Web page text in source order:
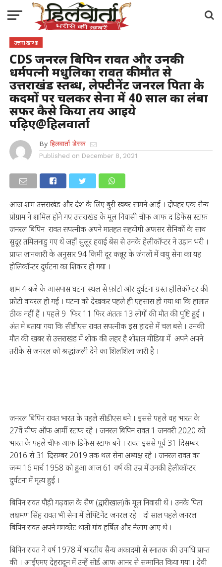
उत्तराखण्ड
CDS जनरल बिपिन रावत और उनकी
धर्मपत्नी मधुलिका रावत की मौत से
उत्तराखंड स्तब्ध, लेफ्टीनेंट जनरल पिता के
कदमों पर चलकर सेना में 40 साल का लंबा
सफर कैसे किया तय आइये
पढ़िए@हिलवार्ता
By हिलवार्ता डेस्क
Published on December 8, 2021
आज शाम उत्तराखंड और देश के लिए बुरी खबर सामने आई । दोपहर एक सैन्य
प्रोग्राम ने शामिल होने गए उत्तराखंड के मूल निवासी चीफ आफ द डिफेंस स्टाफ़
जनरल बिपिन रावत सपत्नीक अपने मातहत सहयोगी अफसर सैनिकों के साथ
सुदूर तमिलनाडु गए थे जहाँ सुलूर हवाई बेस से उनके हेलीकॉप्टर ने उड़ान भरी ।
प्राप्त जानकारी के अनुसार 94 किमी दूर कन्नूर के जंगलों में वायु सेना का यह
होलिकॉप्टर दुर्घटना का शिकार हो गया ।
शाम 4 बजे के आसपास घटना स्थल से फ़ोटो और दुर्घटना ग्रस्त होलिकॉप्टर की
फ़ोटो वायरल हो गई । घटना को देखकर पहले ही एहसास हो गया था कि हालात
ठीक नहीं हैं । पहले 9 फिर 11 फिर अंततः 13 लोगों की मौत की पुष्टि हुई ।
अंत मे बताया गया कि सीडीएस रावत सपत्नीक इस हादसे में चल बसे । उनकी
मौत की खबर से उत्तराखंड में शोक की लहर है शोशल मीडिया में अपने अपने
तरीके से जनरल को श्रद्धांजली देने का शिलशिला जारी है ।
जनरल बिपिन रावत भारत के पहले सीडीएस बने । इससे पहले वह भारत के
27वें चीफ ऑफ आर्मी स्टाफ रहे । जनरल बिपिन रावत 1 जनवरी 2020 को
भारत के पहले चीफ आफ डिफेंस स्टाफ बने । रावत इससे पूर्व 31 दिसम्बर
2016 से 31 दिसम्बर 2019 तक थल सेना अध्यक्ष रहे । जनरल रावत का
जन्म 16 मार्च 1958 को हुआ आज 61 वर्ष की उम्र में उनकी हेलीकॉप्टर
दुर्घटना में मृत्य हुई ।
बिपिन रावत पौड़ी गढ़वाल के सैण (द्वारीखाल)के मूल निवासी थे । उनके पिता
लक्षमण सिंह रावत भी सेना में लेफ्टिनेंट जनरल रहे । दो साल पहले जनरल
बिपिन रावत अपने ममकोट थाती गांव हर्षिल और नेलांग आए थे ।
बिपिन रावत ने वर्ष 1978 में भारतीय सैन्य अकादमी से स्नातक की उपाधि प्राप्त
की । आईएमए देहरादून में उन्हें सोर्ड आफ आनर से सम्मानित किया गया । देवी